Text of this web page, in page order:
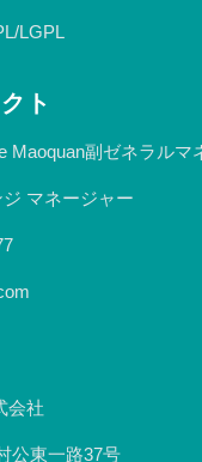
LGPL
ト
Maoquan副ゼネラルマ
マネージャー
会社
公東一路37号